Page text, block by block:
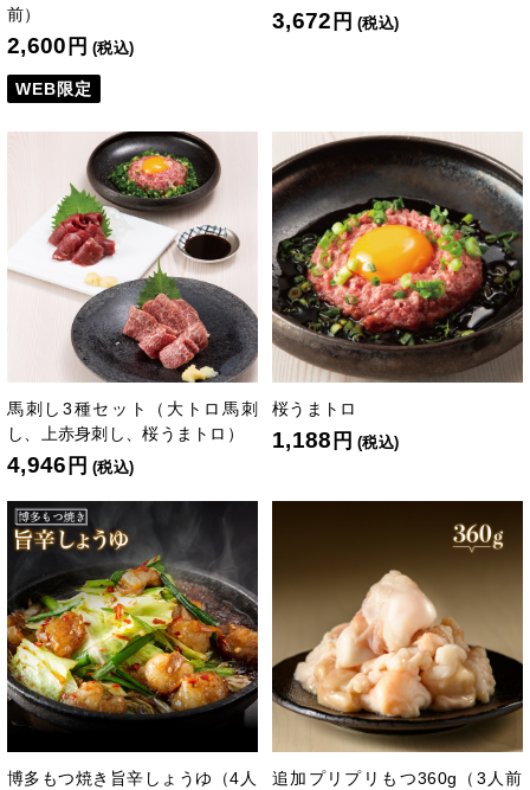
前）
2,600 円 (税込)
WEB限定
3,672 円 (税込)
馬刺し3種セット（大トロ馬刺
し、上赤身刺し、桜うまトロ）
4,946 円 (税込)
桜うまトロ
1,188 円 (税込)
博多もつ焼き旨辛しょうゆ（4人
追加プリプリもつ360g（3人前